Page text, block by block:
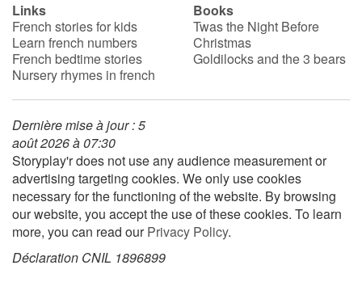
Links
French stories for kids
Learn french numbers
French bedtime stories
Nursery rhymes in french
Books
Twas the Night Before
Christmas
Goldilocks and the 3 bears
Dernière mise à jour : 5
août 2026 à 07:30
Storyplay'r does not use any audience measurement or
advertising targeting cookies. We only use cookies
necessary for the functioning of the website. By browsing
our website, you accept the use of these cookies. To learn
more, you can read ourPrivacy Policy.
Déclaration CNIL 1896899